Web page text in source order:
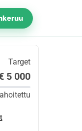
Target
5 000